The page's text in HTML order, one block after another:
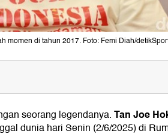
momen di tahun 2017. Foto: Femi Diah/
seorang legendanya.Tan Joe
dunia hari Senin (2/6/2025) di